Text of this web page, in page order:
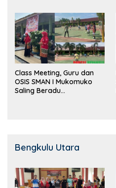
Class Meeting, Guru dan
OSIS SMAN I Mukomuko
Saling Beradu
Bengkulu Utara